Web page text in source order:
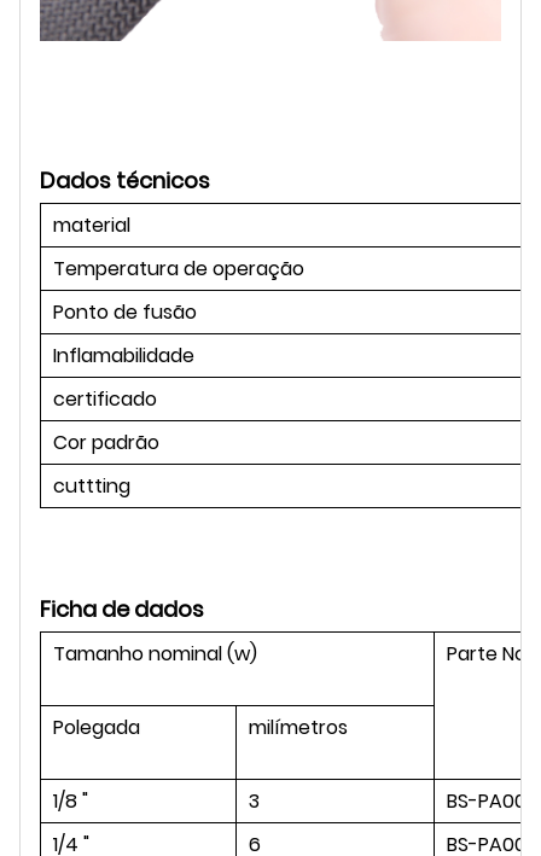
Dados técnicos
material
Temperatura de operação
Ponto de fusão
Inflamabilidade
certificado
Cor padrão
cuttting
Ficha de dados
Tamanho nominal (w) Parte No.
Polegada milímetros
1/8 " 3
BS-PA003
1/4 "
6
BS-PA006